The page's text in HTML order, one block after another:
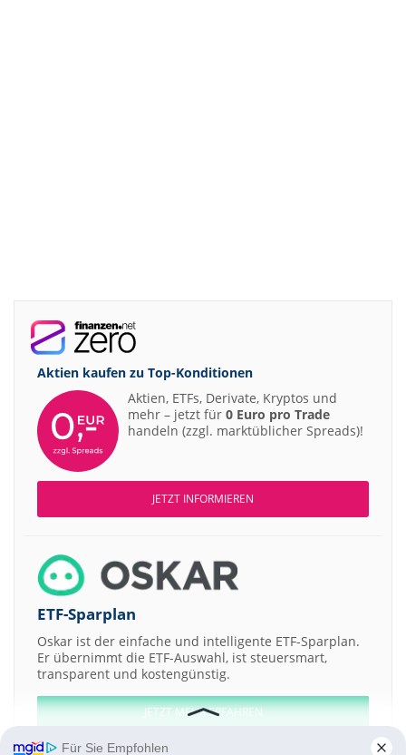
Aktien kaufen zu Top-Konditionen
Aktien, ETFs, Derivate, Kryptos und
mehr – jetzt für 0 Euro pro Trade
handeln (zzgl. marktüblicher Spreads)!
JETZT INFORMIEREN
ETF-Sparplan
Oskar ist der einfache und intelligente ETF-Sparplan.
Er übernimmt die ETF-Auswahl, ist steuersmart,
transparent und kostengünstig.
JETZT MEHR ERFAHREN
Für Sie Empfohlen